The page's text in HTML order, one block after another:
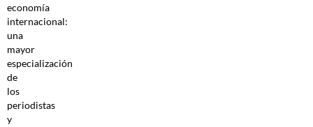
economía
internacional:
una
mayor
especialización
de
los
periodistas
y